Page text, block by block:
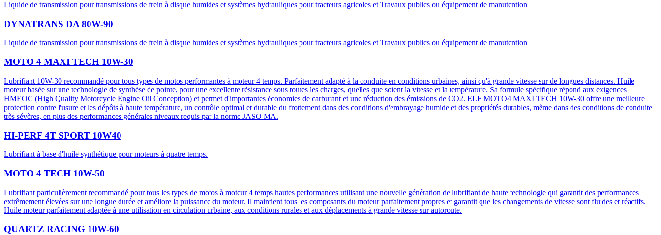
Liquide de transmission pour transmissions de frein à disque humides et systèmes hydrauliques pour tracteurs agricoles et Travaux publics ou équipement de manutention
DYNATRANS DA 80W-90
Liquide de transmission pour transmissions de frein à disque humides et systèmes hydrauliques pour tracteurs agricoles et Travaux publics ou équipement de manutention
MOTO 4 MAXI TECH 10W-30
Lubrifiant 10W-30 recommandé pour tous types de motos performantes à moteur 4 temps. Parfaitement adapté à la conduite en conditions urbaines, ainsi qu'à grande vitesse sur de longues distances. Huile
moteur basée sur une technologie de synthèse de pointe, pour une excellente résistance sous toutes les charges, quelles que soient la vitesse et la température. Sa formule spécifique répond aux exigences
HMEOC (High Quality Motorcycle Engine Oil Conception) et permet d'importantes économies de carburant et une réduction des émissions de CO2. ELF MOTO4 MAXI TECH 10W-30 offre une meilleure
protection contre l'usure et les dépôts à haute température, un contrôle optimal et durable du frottement dans des conditions d'embrayage humide et des propriétés durables, même dans des conditions de conduite
très sévères, en plus des performances générales niveaux requis par la norme JASO MA.
HI-PERF 4T SPORT 10W40
Lubrifiant à base d'huile synthétique pour moteurs à quatre temps.
MOTO 4 TECH 10W-50
Lubrifiant particulièrement recommandé pour tous les types de motos à moteur 4 temps hautes performances utilisant une nouvelle génération de lubrifiant de haute technologie qui garantit des performances
extrêmement élevées sur une longue durée et améliore la puissance du moteur. Il maintient tous les composants du moteur parfaitement propres et garantit que les changements de vitesse sont fluides et réactifs.
Huile moteur parfaitement adaptée à une utilisation en circulation urbaine, aux conditions rurales et aux déplacements à grande vitesse sur autoroute.
QUARTZ RACING 10W-60